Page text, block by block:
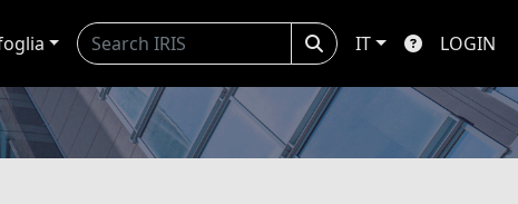
IT LOGIN